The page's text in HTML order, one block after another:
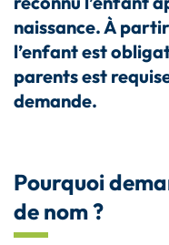
naissance.À partir
l’enfant est
parentsest
demande.
Pourquoi
de nom ?